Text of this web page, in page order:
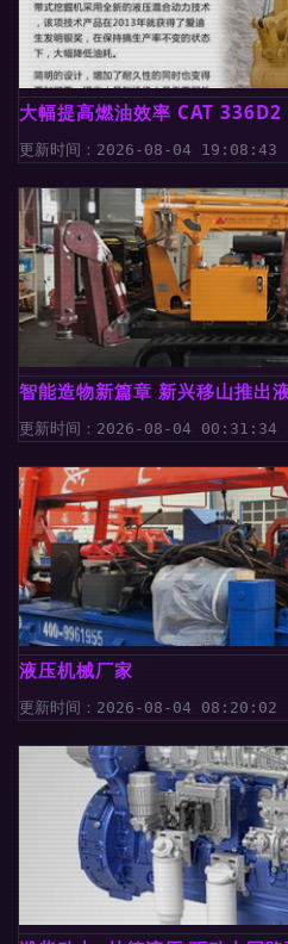
大幅提高燃油效率 CAT
更新时间：2026-08-04 19:08:43
智能造物新篇章 新兴移山推出
更新时间：2026-08-04 00:31:34
液压机械厂家
更新时间：2026-08-04 08:20:02